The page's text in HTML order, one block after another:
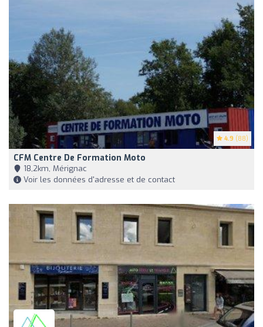
4.9 (88)
CFM Centre De Formation Moto
18,2km, Mérignac
Voir les données d'adresse et de contact